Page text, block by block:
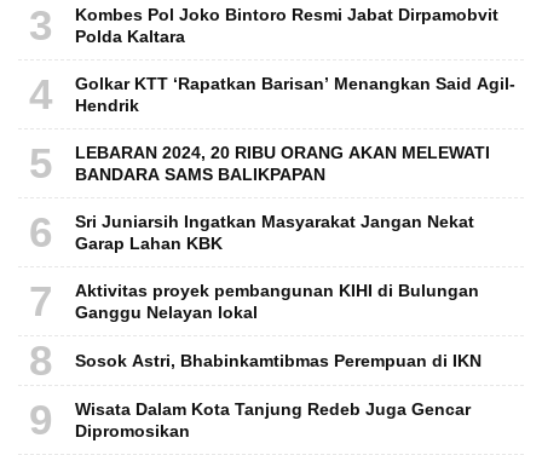
3
Kombes Pol Joko Bintoro Resmi Jabat Dirpamobvit
Polda Kaltara
4
Golkar KTT ‘Rapatkan Barisan’ Menangkan Said Agil-
Hendrik
5
LEBARAN 2024, 20 RIBU ORANG AKAN MELEWATI
BANDARA SAMS BALIKPAPAN
6
Sri Juniarsih Ingatkan Masyarakat Jangan Nekat
Garap Lahan KBK
7
Aktivitas proyek pembangunan KIHI di Bulungan
Ganggu Nelayan lokal
8 Sosok Astri, Bhabinkamtibmas Perempuan di IKN
9
Wisata Dalam Kota Tanjung Redeb Juga Gencar
Dipromosikan